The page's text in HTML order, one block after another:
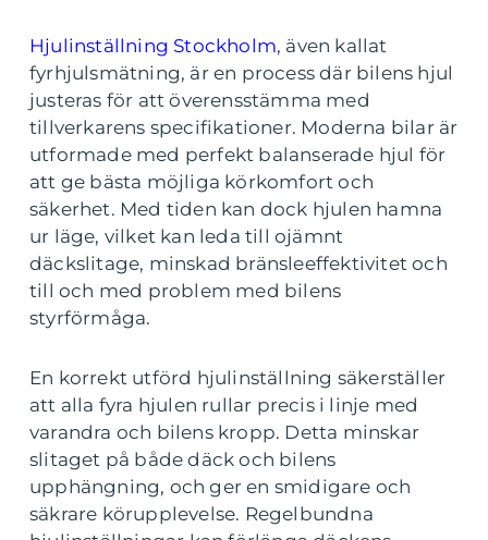
Hjulinställning Stockholm, även kallat
fyrhjulsmätning, är en process där bilens hjul
justeras för att överensstämma med
tillverkarens specifikationer. Moderna bilar är
utformade med perfekt balanserade hjul för
att ge bästa möjliga körkomfort och
säkerhet. Med tiden kan dock hjulen hamna
ur läge, vilket kan leda till ojämnt
däckslitage, minskad bränsleeffektivitet och
till och med problem med bilens
styrförmåga.
En korrekt utförd hjulinställning säkerställer
att alla fyra hjulen rullar precis i linje med
varandra och bilens kropp. Detta minskar
slitaget på både däck och bilens
upphängning, och ger en smidigare och
säkrare körupplevelse. Regelbundna